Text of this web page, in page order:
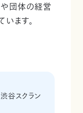
や団体の経営
ます。
谷スクラン